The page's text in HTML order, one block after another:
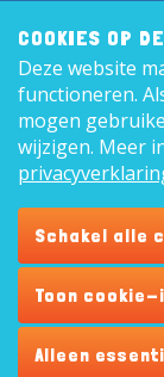
8,9
Wij hebben het
COOKIES OP
Deze website
functioneren.
mogen
wijzigen. Meer
Schakel alle
Toon
Alleen